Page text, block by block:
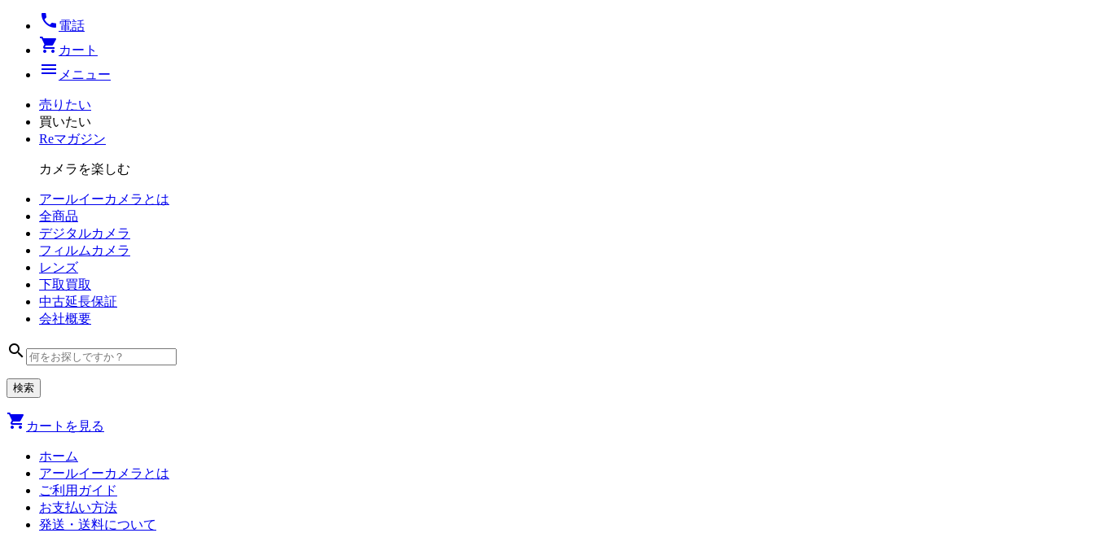
local_phone 電話
shopping_cart カート
menu メニュー
売りたい
買いたい
Reマガジン
カメラを楽しむ
アールイーカメラとは
全商品
デジタルカメラ
フィルム カメラ
レンズ
下取買取
中古延長保証
会社概要
search
shopping_cart カートを見る
ホーム
アールイーカメラとは
ご利用ガイド
お支払い方法
発送・送料について